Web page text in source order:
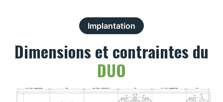
Implantation
Dimensions et contraintes du
DUO